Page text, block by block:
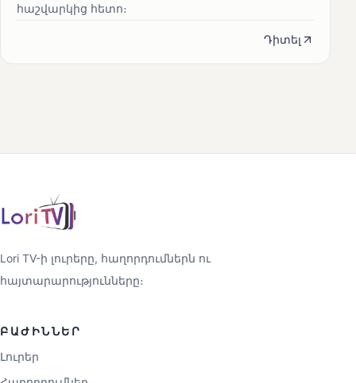
հաշվարկից հետո։
Դիտել
Lori TV-ի լուրերը, հաղորդումներն ու
հայտարարությունները։
ԲԱԺԻՆՆԵՐ
Լուրեր